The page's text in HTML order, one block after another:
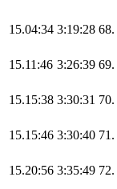
15.04:34 3:19:28 68.
15.11:46 3:26:39 69.
15.15:38 3:30:31 70.
15.15:46 3:30:40 71.
15.20:56 3:35:49 72.